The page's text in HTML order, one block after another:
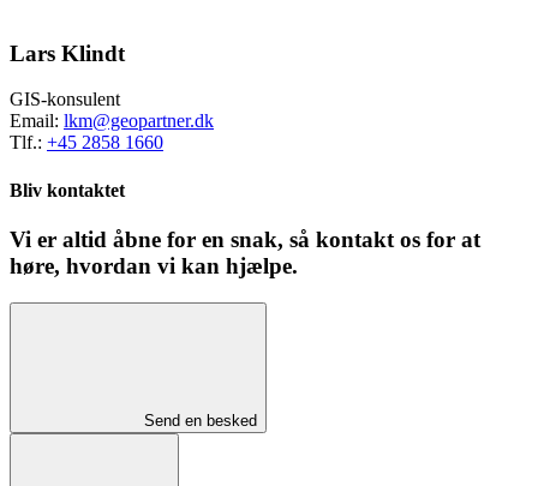
Lars Klindt
GIS-konsulent
Email: lkm@geopartner.dk
Tlf.: +45 2858 1660
Bliv kontaktet
Vi er altid åbne for en snak, så kontakt os for at
høre, hvordan vi kan hjælpe.
Send en besked